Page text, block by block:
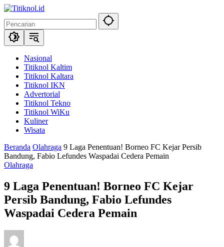
Langsung
konten
Nasional
Titiknol Kaltim
Titiknol Kaltara
Titiknol IKN
Advertorial
Titiknol Tekno
Titiknol WiKu
Kuliner
Wisata
Beranda Olahraga ‎9 Laga Penentuan! Borneo FC Kejar Persib
Bandung, Fabio Lefundes Waspadai Cedera Pemain
Olahraga
‎9 Laga Penentuan! Borneo FC Kejar
Persib Bandung, Fabio Lefundes
Waspadai Cedera Pemain